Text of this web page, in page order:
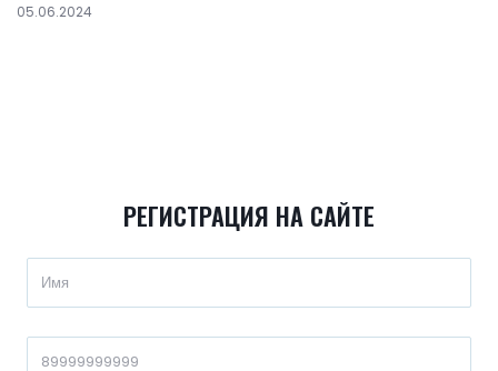
05.06.2024
РЕГИСТРАЦИЯ НА САЙТЕ